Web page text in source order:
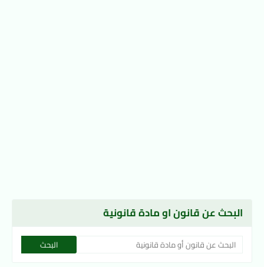
البحث عن قانون او مادة قانونية